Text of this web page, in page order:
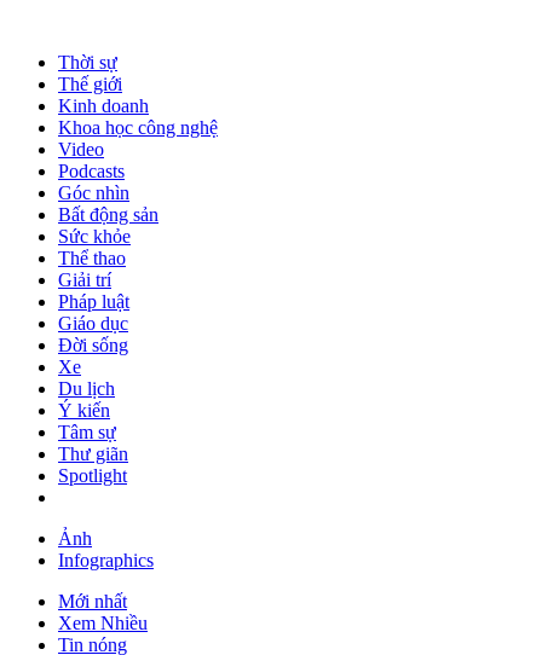
Thời sự
Thế giới
Kinh doanh
Khoa học công nghệ
Video
Podcasts
Góc nhìn
Bất động sản
Sức khỏe
Thể thao
Giải trí
Pháp luật
Giáo dục
Đời sống
Xe
Du lịch
Ý kiến
Tâm sự
Thư giãn
Spotlight
Ảnh
Infographics
Mới nhất
Xem Nhiều
Tin nóng